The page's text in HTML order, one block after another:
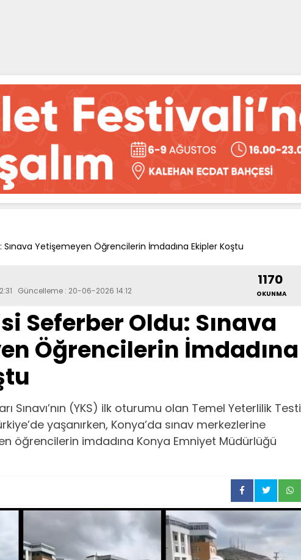
Yetişemeyen Öğrencilerin İmdadına Ekipler Koştu
Güncelleme : 20-06-2026 14:12
1170
OKUNMA
Seferber Oldu: Sınava
Öğrencilerin İmdadına
Sınavı’nın (YKS) ilk oturumu olan Temel Yeterlilik Testi
yaşanırken, Konya’da sınav merkezlerine
öğrencilerin imdadına Konya Emniyet Müdürlüğü